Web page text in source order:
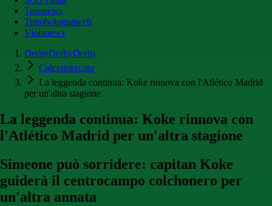
Toronews
Tuttobolognaweb
Violanews
DerbyDerbyDerby
Calciomercato
La leggenda continua: Koke rinnova con l'Atlético Madrid
per un'altra stagione
La leggenda continua: Koke rinnova con
l'Atlético Madrid per un'altra stagione
Simeone può sorridere: capitan Koke
guiderà il centrocampo colchonero per
un'altra annata